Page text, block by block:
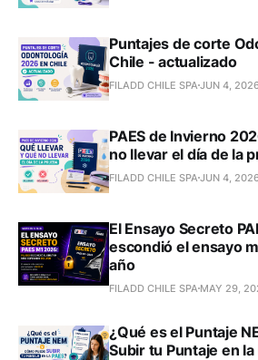
Puntajes de corte
Chile - actualizado
FILADD CHILE SPA JUN 4,
PAES de Invierno
no llevar el día de la
FILADD CHILE SPA JUN 4,
El Ensayo Secreto
escondió el ensayo
año
FILADD CHILE SPA MAY 29,
¿Qué es el Puntaje
Subir tu Puntaje en la